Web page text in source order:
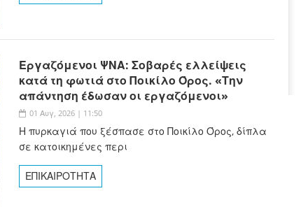
Εργαζόμενοι ΨΝΑ: Σοβαρές ελλείψεις
κατά τη φωτιά στο Ποικίλο Όρος. «Την
απάντηση έδωσαν οι εργαζόμενοι»
01 Αυγ, 2026 | 11:50
Η πυρκαγιά που ξέσπασε στο Ποικίλο Όρος, δίπλα
σε κατοικημένες περι
ΕΠΙΚΑΙΡΟΤΗΤΑ